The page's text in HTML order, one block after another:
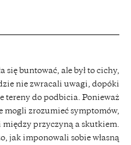
się buntować, ale był to cichy,
nie zwracali uwagi, dopóki
tereny do podbicia. Ponieważ
mogli zrozumieć symptomów,
przyczyną a skutkiem.
jak imponowali sobie własną